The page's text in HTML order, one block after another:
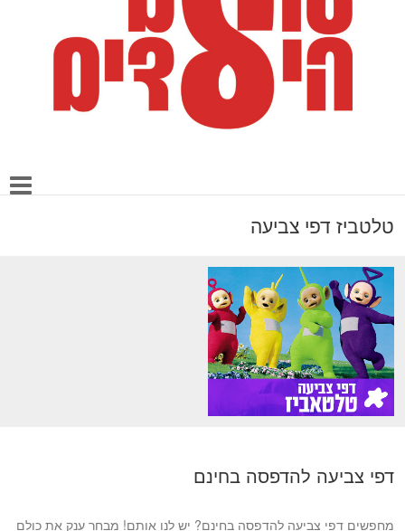
טלטביז דפי צביעה
דפי צביעה להדפסה בחינם
מחפשים דפי צביעה להדפסה בחינם? יש לנו אותם! מבחר ענק את כולם